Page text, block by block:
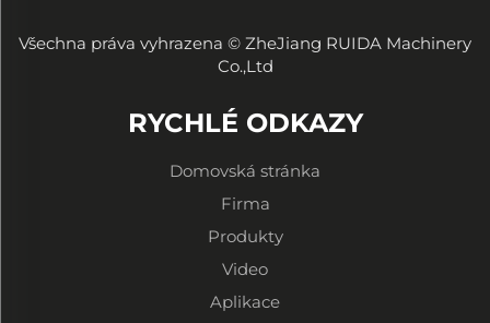
Všechna práva vyhrazena © ZheJiang RUIDA Machinery
Co.,Ltd
RYCHLÉ ODKAZY
Domovská stránka
Firma
Produkty
Video
Aplikace